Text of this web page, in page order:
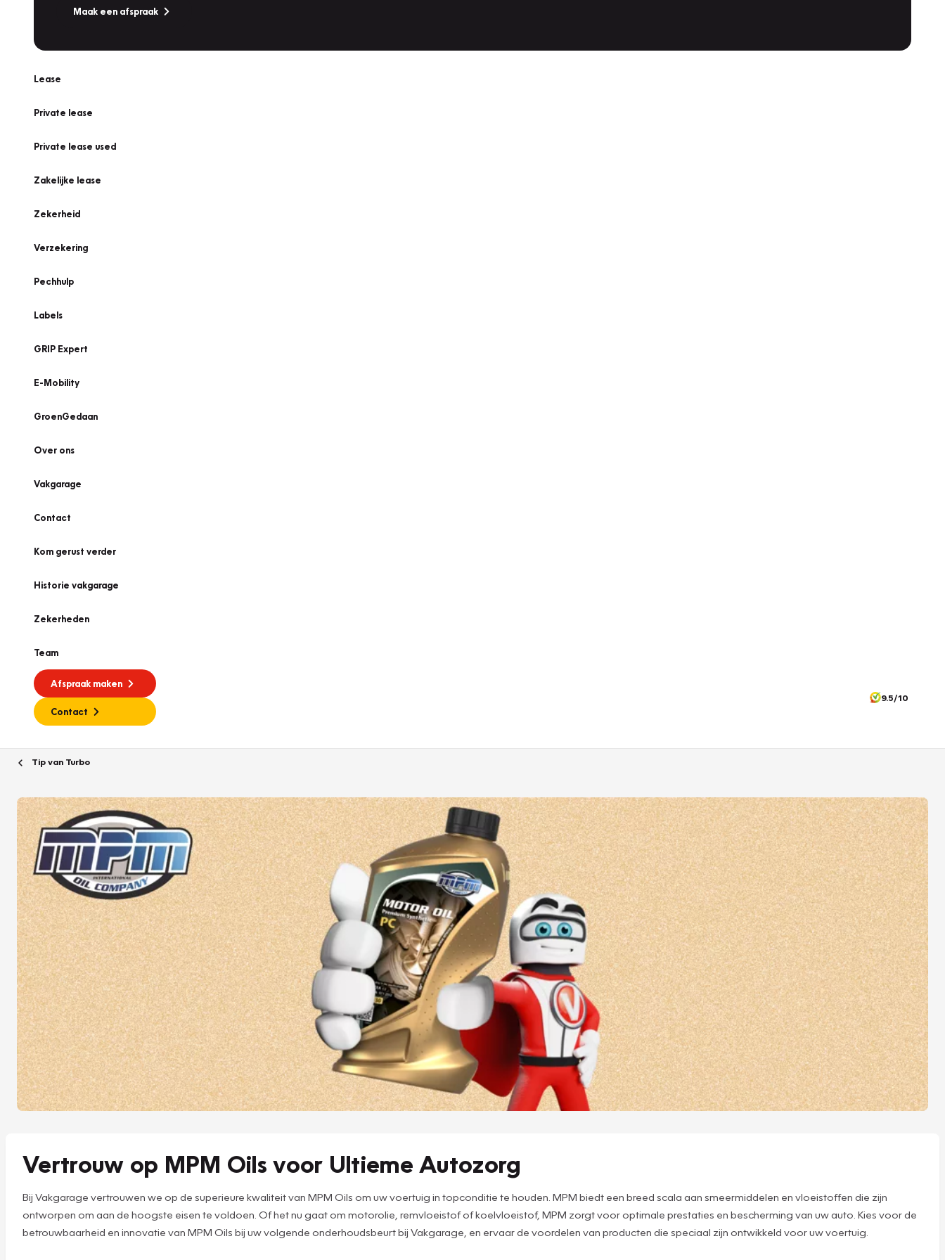
Maak een afspraak
Lease
Private lease
Private lease used
Zakelijke lease
Zekerheid
Verzekering
Pechhulp
Labels
GRIP Expert
E-Mobility
GroenGedaan
Over ons
Vakgarage
Contact
Kom gerust verder
Historie vakgarage
Zekerheden
Team
Afspraak maken
Contact
9.5/10
Tip van Turbo
Vertrouw op MPM Oils voor Ultieme Autozorg
Bij Vakgarage vertrouwen we op de superieure kwaliteit van MPM Oils om uw voertuig in topconditie te houden. MPM biedt een breed scala aan smeermiddelen en vloeistoffen die zijn
ontworpen om aan de hoogste eisen te voldoen. Of het nu gaat om motorolie, remvloeistof of koelvloeistof, MPM zorgt voor optimale prestaties en bescherming van uw auto. Kies voor de
betrouwbaarheid en innovatie van MPM Oils bij uw volgende onderhoudsbeurt bij Vakgarage, en ervaar de voordelen van producten die speciaal zijn ontwikkeld voor uw voertuig.